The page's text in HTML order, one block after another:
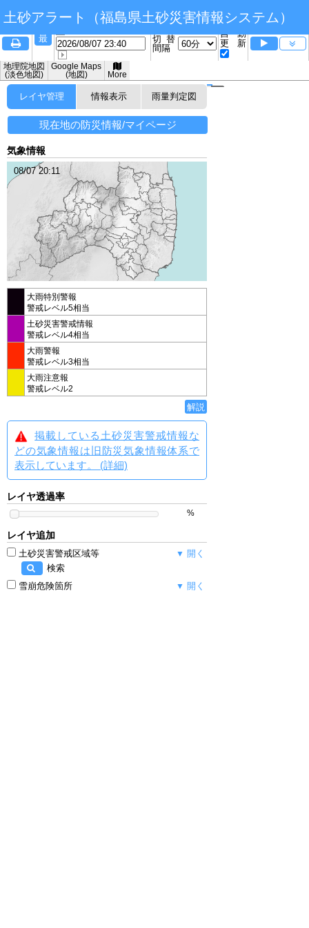
土砂アラート（福島県土砂災害情報システム）
最
切替
間隔
自動
更新
地理院地図
(淡色地図)
Google Maps
(地図)
More
レイヤ管理 情報表示 雨量判定図
現在地の防災情報/マイページ
気象情報
08/07 20:11
大雨特別警報
警戒レベル5相当
土砂災害警戒情報
警戒レベル4相当
大雨警報
警戒レベル3相当
大雨注意報
警戒レベル2
解説
掲載している土砂災害警戒情報な
どの気象情報は旧防災気象情報体系で
表示しています。 (詳細)
レイヤ透過率
%
レイヤ追加
土砂災害警戒区域等
検索
開く
雪崩危険箇所 開く
砂
危
ー
雨
＋
－
80- 50- 30- 20- 10-
砂
危
レ
ー
ダ
雨
＋
－
80- 50- 30- 20- 10- 5-